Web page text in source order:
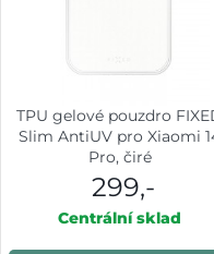
TPU gelové pouzdro
Slim AntiUV pro Xiaomi
Pro, čiré
299,-
Centrální sklad